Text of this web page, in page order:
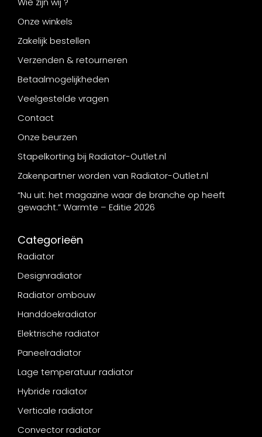
Onze winkels
Zakelijk bestellen
Verzenden & retourneren
Betaalmogelijkheden
Veelgestelde vragen
Contact
Onze beurzen
Stapelkorting bij Radiator-Outlet.nl
Zakenpartner worden van Radiator-Outlet.nl
“Nu uit: het magazine waar de branche op heeft
gewacht.” Warmte – Editie 2026
Categorieën
Radiator
Designradiator
Radiator ombouw
Handdoekradiator
Elektrische radiator
Paneelradiator
Lage temperatuur radiator
Hybride radiator
Verticale radiator
Convector radiator